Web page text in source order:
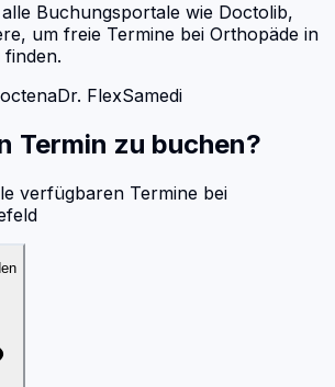
Buchungsportale wie Doctolib,
um freie Termine bei Orthopäde in
Dr. FlexSamedi
Termin zu buchen?
verfügbaren Termine bei